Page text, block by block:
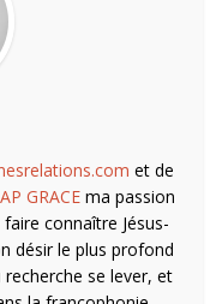
et de
GRACE ma passion
connaître Jésus-
désir le plus profond
se lever, et